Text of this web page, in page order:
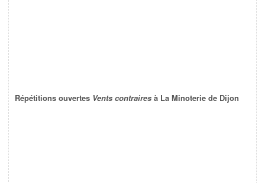
Répétitions ouvertes Vents contraires à La Minoterie de Dijon